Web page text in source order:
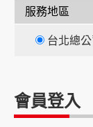
服務地區
台北總公
會員登入